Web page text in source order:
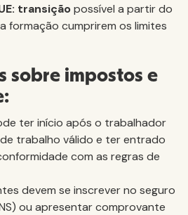
transiçãopossível a partir do
formação cumprirem os limites
sobre impostos e
ter início após o trabalhador
trabalho válido e ter entrado
com as regras de
devem se inscrever no seguro
ou apresentar comprovante